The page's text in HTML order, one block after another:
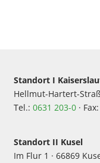
Standort I
Hellmut-Hartert-
Tel.: 0631 203-0 ·
Standort II Kusel
Im Flur 1 · 66869